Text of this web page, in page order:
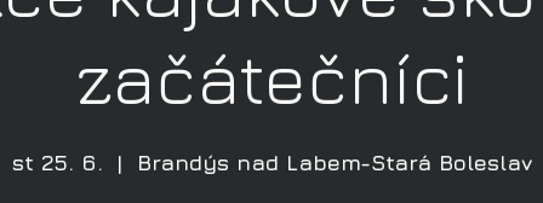
začátečníci
st 25. 6.
  |
Brandýs nad Labem-Stará Boleslav